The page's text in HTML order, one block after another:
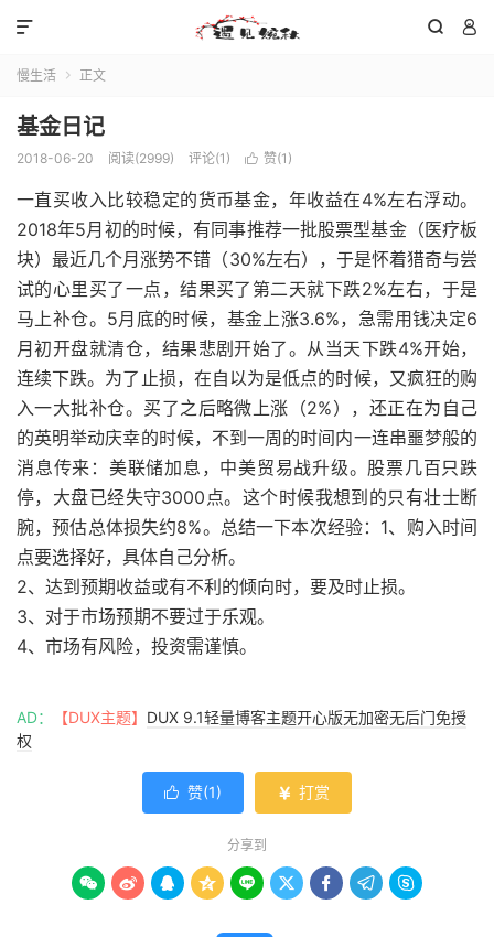
 

慢生活  正文
基金日记
2018-06-20 阅读(2999) 评论(1)  赞(1 )
一直买收入比较稳定的货币基金，年收益在4%左右浮动。
2018年5月初的时候，有同事推荐一批股票型基金（医疗板
块）最近几个月涨势不错（30%左右），于是怀着猎奇与尝
试的心里买了一点，结果买了第二天就下跌2%左右，于是
马上补仓。5月底的时候，基金上涨3.6%，急需用钱决定6
月初开盘就清仓，结果悲剧开始了。从当天下跌4%开始，
连续下跌。为了止损，在自以为是低点的时候，又疯狂的购
入一大批补仓。买了之后略微上涨（2%），还正在为自己
的英明举动庆幸的时候，不到一周的时间内一连串噩梦般的
消息传来：美联储加息，中美贸易战升级。股票几百只跌
停，大盘已经失守3000点。这个时候我想到的只有壮士断
腕，预估总体损失约8%。总结一下本次经验：1、购入时间
点要选择好，具体自己分析。
2、达到预期收益或有不利的倾向时，要及时止损。
3、对于市场预期不要过于乐观。
4、市场有风险，投资需谨慎。
AD： 【DUX主题】 DUX 9.1轻量博客主题开心版无加密无后门免授
权
 赞(1)  打赏
分享到
        